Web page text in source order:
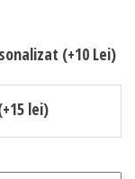
(+10 Lei)
lei)